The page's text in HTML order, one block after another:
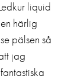
liquid
härlig
pälsen så
jag
att